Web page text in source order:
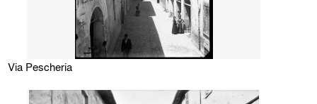
Via Pescheria